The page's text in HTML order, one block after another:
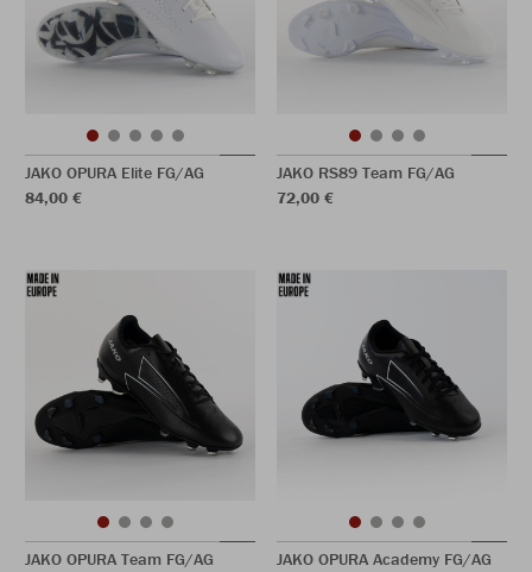
JAKO OPURA Elite FG/AG
84,00 €
JAKO RS89 Team FG/AG
72,00 €
JAKO OPURA Team FG/AG
JAKO OPURA Academy FG/AG